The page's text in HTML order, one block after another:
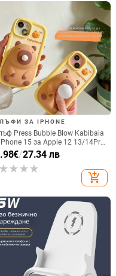
ЗА IPHONE
Press Bubble Blow Kabibala
15 за Apple 12 13/14Pro
устойчив на изпускане 11
€/27.34 лв
add_shopping_cart